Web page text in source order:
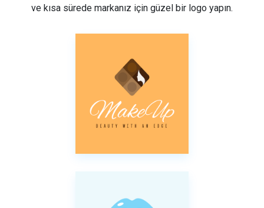
ve kısa sürede markanız için güzel bir logo yapın.